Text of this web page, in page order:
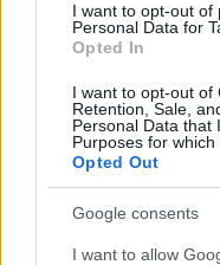
I want to opt-out of
Personal Data for
Opted In
I want to opt-out of
Retention, Sale,
Personal Data that
Purposes for which
Opted Out
Google consents
I want to allow
φειδωλός.